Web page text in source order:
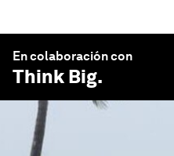
En colaboración con
Think Big.